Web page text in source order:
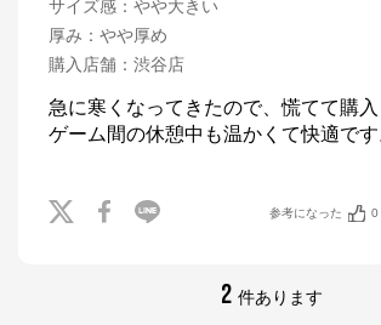
サイズ感 ： やや大きい
厚み ： やや厚め
購入店舗 ： 渋谷店
急に寒くなってきたので、慌てて購
ゲーム間の休憩中も温かくて快適です
参考になった 0
2 件あります